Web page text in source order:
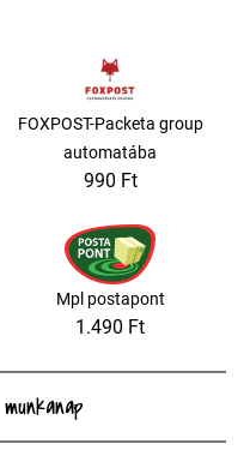
FOXPOST-Packeta group
automatába
990 Ft
Mpl postapont
1.490 Ft